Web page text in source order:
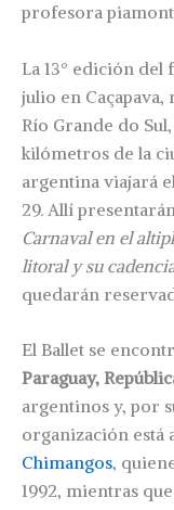
profesora
La 13° edición del
julio en
Río Grande do
kilómetros de la
argentina viajará
29. Allí
Carnaval en el
litoral y su
quedarán
El Ballet se
Paraguay,
argentinos y, por
organización está
Chimangos,
1992, mientras